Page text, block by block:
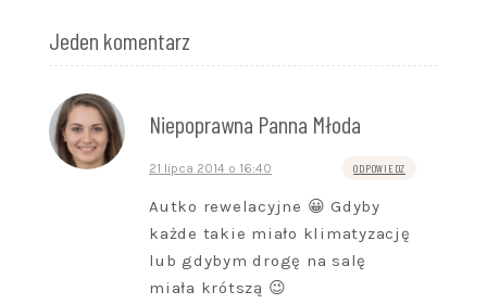
Jeden komentarz
Niepoprawna Panna Młoda
21 lipca 2014 o 16:40 ODPOWIEDZ
Autko rewelacyjne 😀 Gdyby
każde takie miało klimatyzację
lub gdybym drogę na salę
miała krótszą 😉